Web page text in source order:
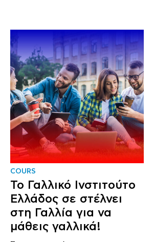
COURS
Το Γαλλικό Ινστιτούτο
Ελλάδος σε στέλνει
στη Γαλλία για να
μάθεις γαλλικά!